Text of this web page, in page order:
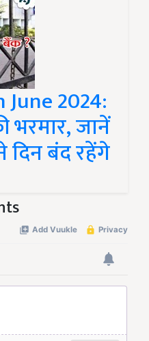
2024:
भरमार, जानें
बंद रहेंगे